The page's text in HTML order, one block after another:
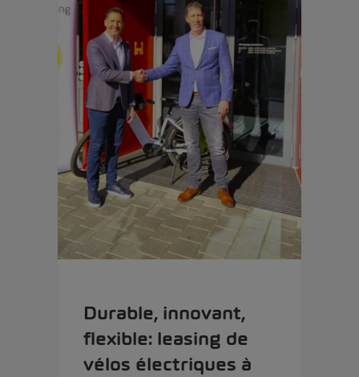
Durable, innovant,
flexible: leasing de
vélos électriques à